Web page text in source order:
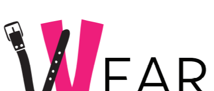
Meniu
MENIU
Categorii
Branduri